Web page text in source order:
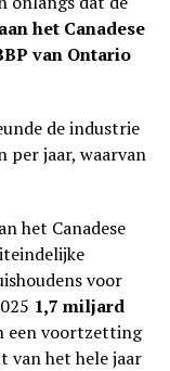
het Canadese
van Ontario
de industrie
per jaar, waarvan
het Canadese
voor
1,7 miljard
een voortzetting
van het hele jaar